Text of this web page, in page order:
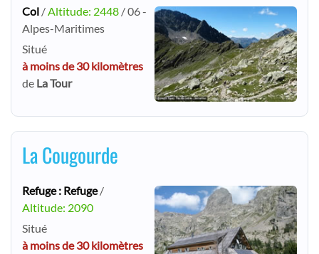
Col /Altitude: 2448 / 06 -
Alpes-Maritimes
Situé
à moins de 30 kilomètres
de La Tour
La Cougourde
Refuge : Refuge/
Altitude: 2090
Situé
à moins de 30 kilomètres